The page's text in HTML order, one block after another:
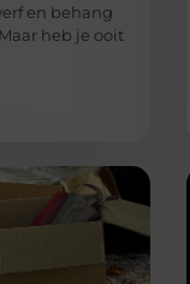
en behang
heb je ooit